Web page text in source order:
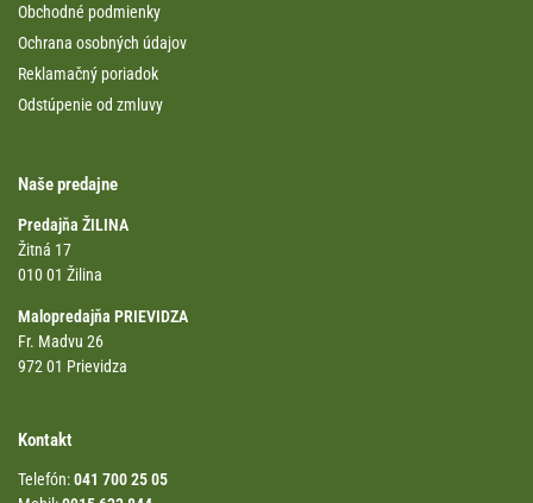
Obchodné podmienky
Ochrana osobných údajov
Reklamačný poriadok
Odstúpenie od zmluvy
Naše predajne
Predajňa ŽILINA
Žitná 17
010 01 Žilina
Malopredajňa PRIEVIDZA
Fr. Madvu 26
972 01 Prievidza
Kontakt
Telefón:041 700 25 05